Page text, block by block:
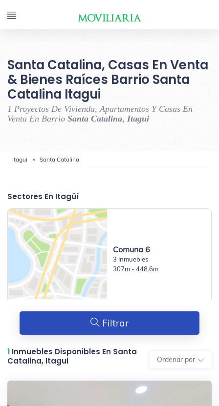
Santa Catalina, Casas En Venta
& Bienes Raíces Barrio Santa
Catalina Itagui
1 Proyectos De Vivienda, Apartamentos Y Casas En
Venta En Barrio Santa Catalina, Itagui
Itagui Santa Catalina
Sectores En Itagüí
Comuna 6
3 Inmuebles
307m - 448.6m
Filtrar
1 Inmuebles Disponibles En Santa
Catalina, Itagui
Ordenar por